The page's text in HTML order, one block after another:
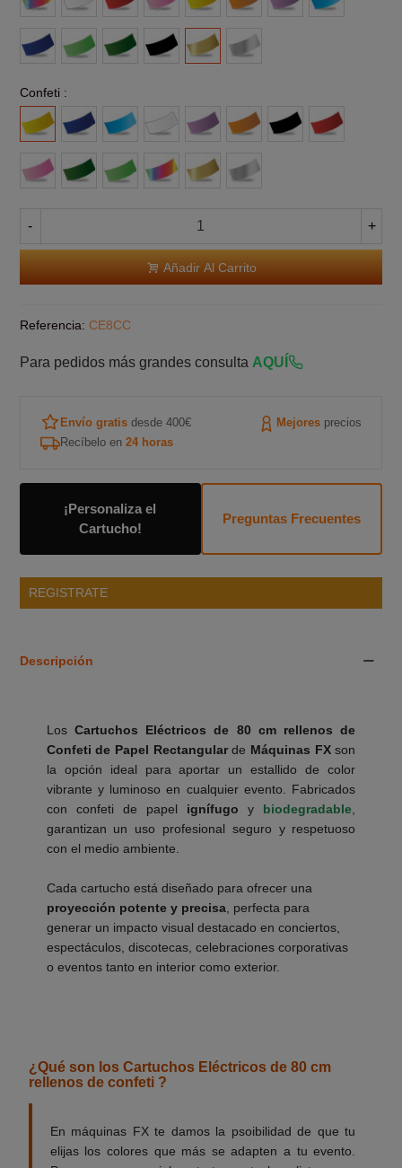
claro
Azul
Verde
claro
Verde
Oscuro
Negro Oro Plata
Confeti :
Amarillo
Azul
Azul
Claro
Blanco Morado Naranja Negro Rojo
Rosa Verde Verde MulticolorOro Plata
- +
Añadir Al Carrito
Referencia: CE8CC
Para pedidos más grandes consulta AQUÍ
Envío gratisdesde 400€ Mejores precios
Recíbelo en 24 horas
¡Personaliza el
Cartucho!
Preguntas Frecuentes
REGISTRATE
Descripción
Los Cartuchos Eléctricos de 80 cm rellenos de
Confeti de Papel Rectangularde Máquinas FXson
la opción ideal para aportar un estallido de color
vibrante y luminoso en cualquier evento. Fabricados
con confeti de papel ignífugo y biodegradable
garantizan un uso profesional seguro y respetuoso
con el medio ambiente.
Cada cartucho está diseñado para ofrecer una
proyección potente y precisa, perfecta para
generar un impacto visual destacado en conciertos,
espectáculos, discotecas, celebraciones corporativas
o eventos tanto en interior como exterior.
¿Qué son los Cartuchos Eléctricos de 80 cm
rellenos de confeti ?
En máquinas FX te damos la psoibilidad de que tu
elijas los colores que más se adapten a tu evento.